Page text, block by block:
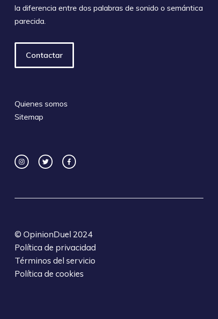
la diferencia entre dos palabras de sonido o semántica
parecida.
Contactar
Quienes somos
Sitemap
© OpinionDuel2024
Política de privacidad
Términos del servicio
Política de cookies